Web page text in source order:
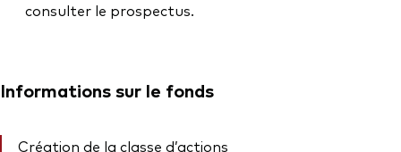
consulter le prospectus.
Informations sur le fonds
Création de la classe d’actions